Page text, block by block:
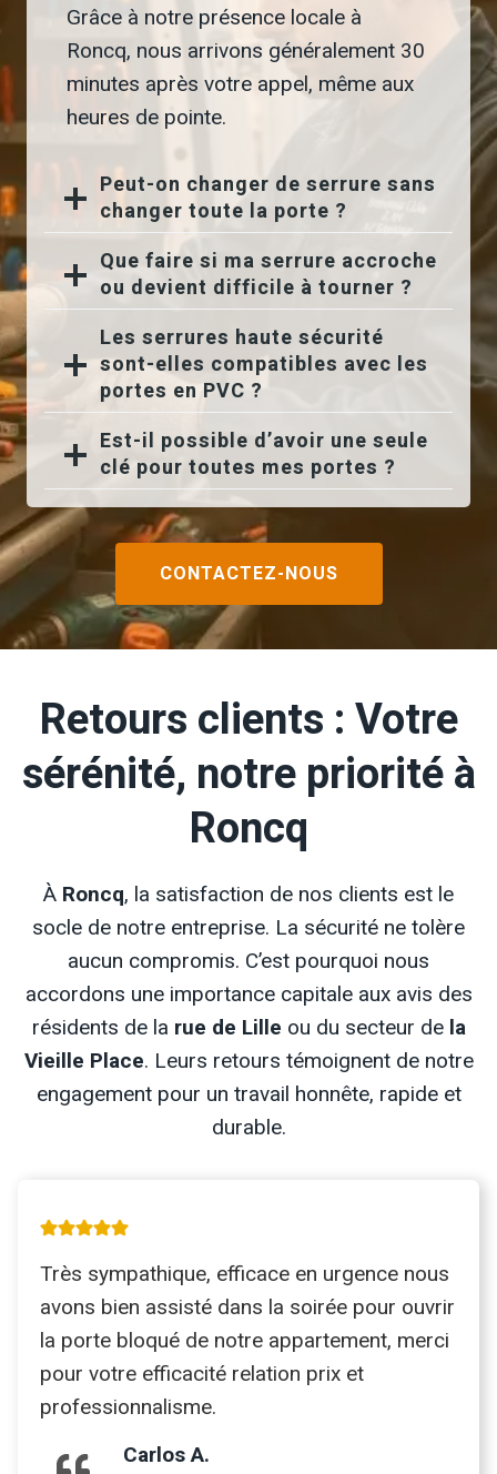
Grâce à notre présence locale à
Roncq, nous arrivons généralement 30
minutes après votre appel, même aux
heures de pointe.
Peut-on changer de serrure sans
changer toute la porte ?
Que faire si ma serrure accroche
ou devient difficile à tourner ?
Les serrures haute sécurité
sont-elles compatibles avec les
portes en PVC ?
Est-il possible d’avoir une seule
clé pour toutes mes portes ?
CONTACTEZ-NOUS
Retours clients : Votre
sérénité, notre priorité à
Roncq
À Roncq, la satisfaction de nos clients est le
socle de notre entreprise. La sécurité ne tolère
aucun compromis. C’est pourquoi nous
accordons une importance capitale aux avis des
résidents de la rue de Lille ou du secteur de la
Vieille Place. Leurs retours témoignent de notre
engagement pour un travail honnête, rapide et
durable.
Très sympathique, efficace en urgence nous
avons bien assisté dans la soirée pour ouvrir
la porte bloqué de notre appartement, merci
pour votre efficacité relation prix et
professionnalisme.
Carlos A.